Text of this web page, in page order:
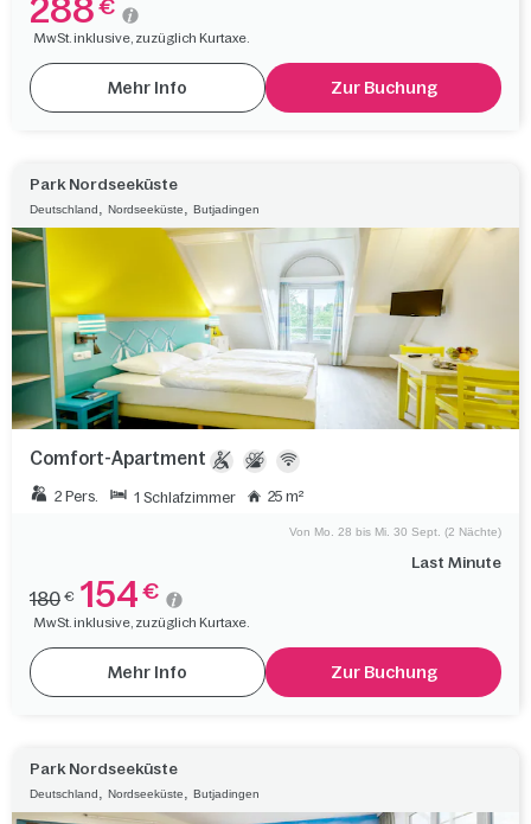
288 €
MwSt. inklusive, zuzüglich Kurtaxe.
Mehr Info Zur Buchung
Park Nordseeküste
Deutschland Nordseeküste Butjadingen
Comfort-Apartment
2 Pers. 1 Schlafzimmer 25 m²
Last Minute
Von Mo. 28 bis Mi. 30 Sept. (2 Nächte)
180 € 154 €
MwSt. inklusive, zuzüglich Kurtaxe.
Mehr Info Zur Buchung
Park Nordseeküste
Deutschland Nordseeküste Butjadingen